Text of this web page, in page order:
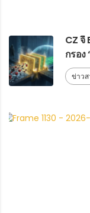
CZ จี้
กรอง
ข่าวส